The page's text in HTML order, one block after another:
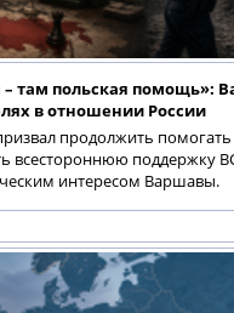
– там польская помощь»:
в отношении России
продолжить помогать
всестороннюю поддержку
интересом Варшавы.